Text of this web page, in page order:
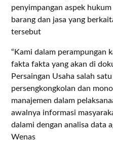
penyimpangan aspek
barang dan jasa yang
tersebut
“Kami dalam perampungan
fakta fakta yang akan di
Persaingan Usaha salah
persengkongkolan dan
manajemen dalam
awalnya informasi
dalami dengan analisa data
Wenas